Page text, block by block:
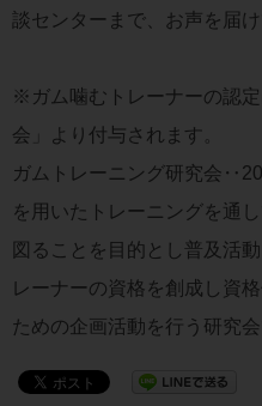
談センターまで、お声を届
※ガム噛むトレーナーの認
会」より付与されます。
ガムトレーニング研究会
を用いたトレーニングを通
図ることを目的とし普及活
レーナーの資格を創成し資
ための企画活動を行う研究会